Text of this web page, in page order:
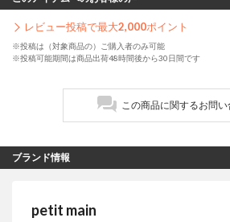
レビュー投稿で最大2,000ポイント
※投稿は（対象商品の）ご購入者のみ可能
※投稿可能期間は商品出荷48時間後から30日間です
この商品に関するお問い
ブランド情報
petit main